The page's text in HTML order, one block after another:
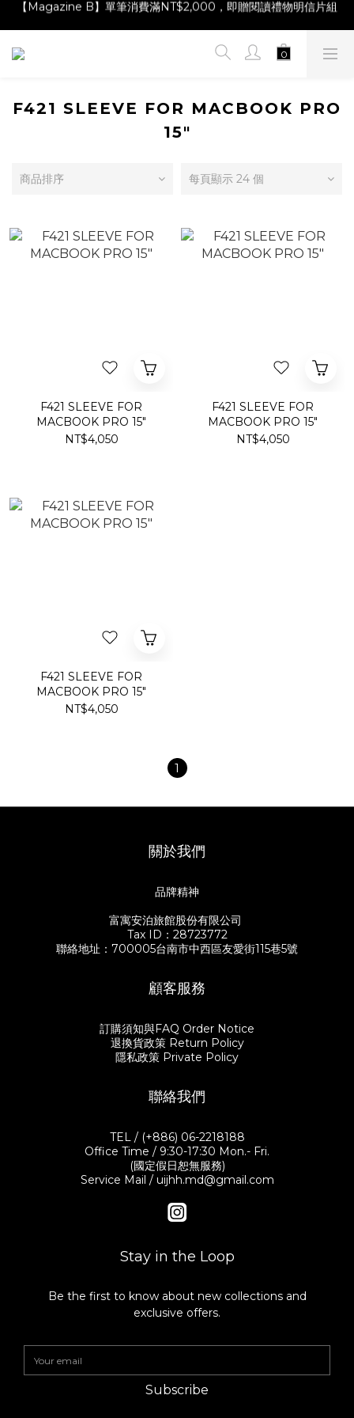
【Magazine B】單筆消費滿NT$2,000，即贈閱讀禮物明信片組
【林青那 carta 畫作】線上獨家開售，凡購買即贈限量紀念海報
【夏日降溫🧊對策單品】系列商品滿額現折 NT$300！
F421 SLEEVE FOR MACBOOK PRO
15"
商品排序 每頁顯示 24 個
F421 SLEEVE FOR
MACBOOK PRO 15"
NT$4,050
F421 SLEEVE FOR
MACBOOK PRO 15"
NT$4,050
F421 SLEEVE FOR
MACBOOK PRO 15"
NT$4,050
1
關於我們
品牌精神
富寓安泊旅館股份有限公司
Tax ID：28723772
聯絡地址：700005台南市中西區友愛街115巷5號
顧客服務
訂購須知與FAQ Order Notice
退換貨政策 Return Policy
隱私政策 Private Policy
聯絡我們
TEL / (+886) 06-2218188
Office Time / 9:30-17:30 Mon.- Fri.
(國定假日恕無服務)
Service Mail / uijhh.md@gmail.com
Stay in the Loop
Be the first to know about new collections and
exclusive offers.
Subscribe